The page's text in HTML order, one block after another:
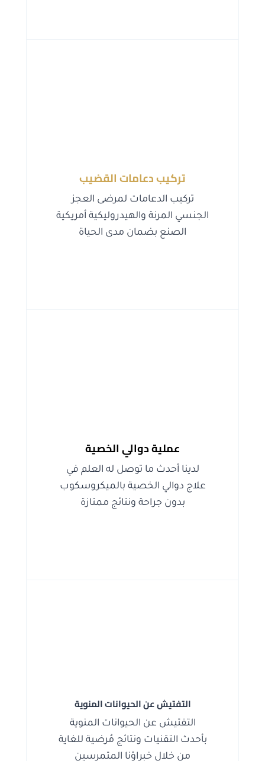
تركيب دعامات القضيب
تركيب الدعامات لمرضى العجز
الجنسي المرنة والهيدروليكية أمريكية
الصنع بضمان مدى الحياة
عملية دوالي الخصية
لدينا أحدث ما توصل له العلم في
علاج دوالي الخصية بالميكروسكوب
بدون جراحة ونتائج ممتازة
التفتيش عن الحيوانات المنوية
التفتيش عن الحيوانات المنوية
بأحدث التقنيات ونتائج مُرضية للغاية
من خلال خبراؤنا المتمرسين